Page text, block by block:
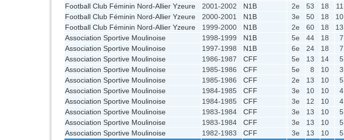
Football Club Féminin Nord-Allier Yzeure
2001-2002 N1B 2e 53 18 11
Football Club Féminin Nord-Allier Yzeure
2000-2001 N1B 3e 50 18 10
Football Club Féminin Nord-Allier Yzeure
1999-2000 N1B 2e 60 18 13
Association Sportive Moulinoise
1998-1999 N1B 5e 44 18 7
Association Sportive Moulinoise
1997-1998 N1B 6e 24 18 7
Association Sportive Moulinoise
1986-1987 CFF 5e 13 14 5
Association Sportive Moulinoise
1985-1986 CFF 5e 8 10 3
Association Sportive Moulinoise
1985-1986 CFF 2e 13 10 5
Association Sportive Moulinoise
1984-1985 CFF 3e 10 10 4
Association Sportive Moulinoise
1984-1985 CFF 3e 12 10 4
Association Sportive Moulinoise
1983-1984 CFF 3e 13 10 5
Association Sportive Moulinoise
1983-1984 CFF 3e 13 10 5
Association Sportive Moulinoise
1982-1983 CFF 3e 13 10 5